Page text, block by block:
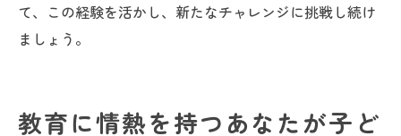
て、この経験を活かし、新たなチャレンジに挑戦し続け
ましょう。
教育に情熱を持つあなたが子ど